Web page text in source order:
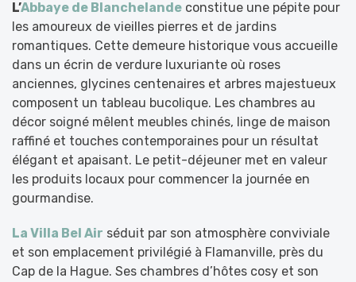
L’Abbaye de Blanchelande constitue une pépite pour
les amoureux de vieilles pierres et de jardins
romantiques. Cette demeure historique vous accueille
dans un écrin de verdure luxuriante où roses
anciennes, glycines centenaires et arbres majestueux
composent un tableau bucolique. Les chambres au
décor soigné mêlent meubles chinés, linge de maison
raffiné et touches contemporaines pour un résultat
élégant et apaisant. Le petit-déjeuner met en valeur
les produits locaux pour commencer la journée en
gourmandise.
La Villa Bel Air séduit par son atmosphère conviviale
et son emplacement privilégié à Flamanville, près du
Cap de la Hague. Ses chambres d’hôtes cosy et son